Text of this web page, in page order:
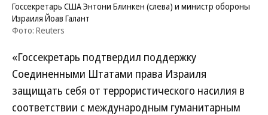
Госсекретарь США Энтони Блинкен (слева) и министр обороны
Израиля Йоав Галант
Фото: Reuters
«Госсекретарь подтвердил поддержку
Соединенными Штатами права Израиля
защищать себя от террористического насилия в
соответствии с международным гуманитарным